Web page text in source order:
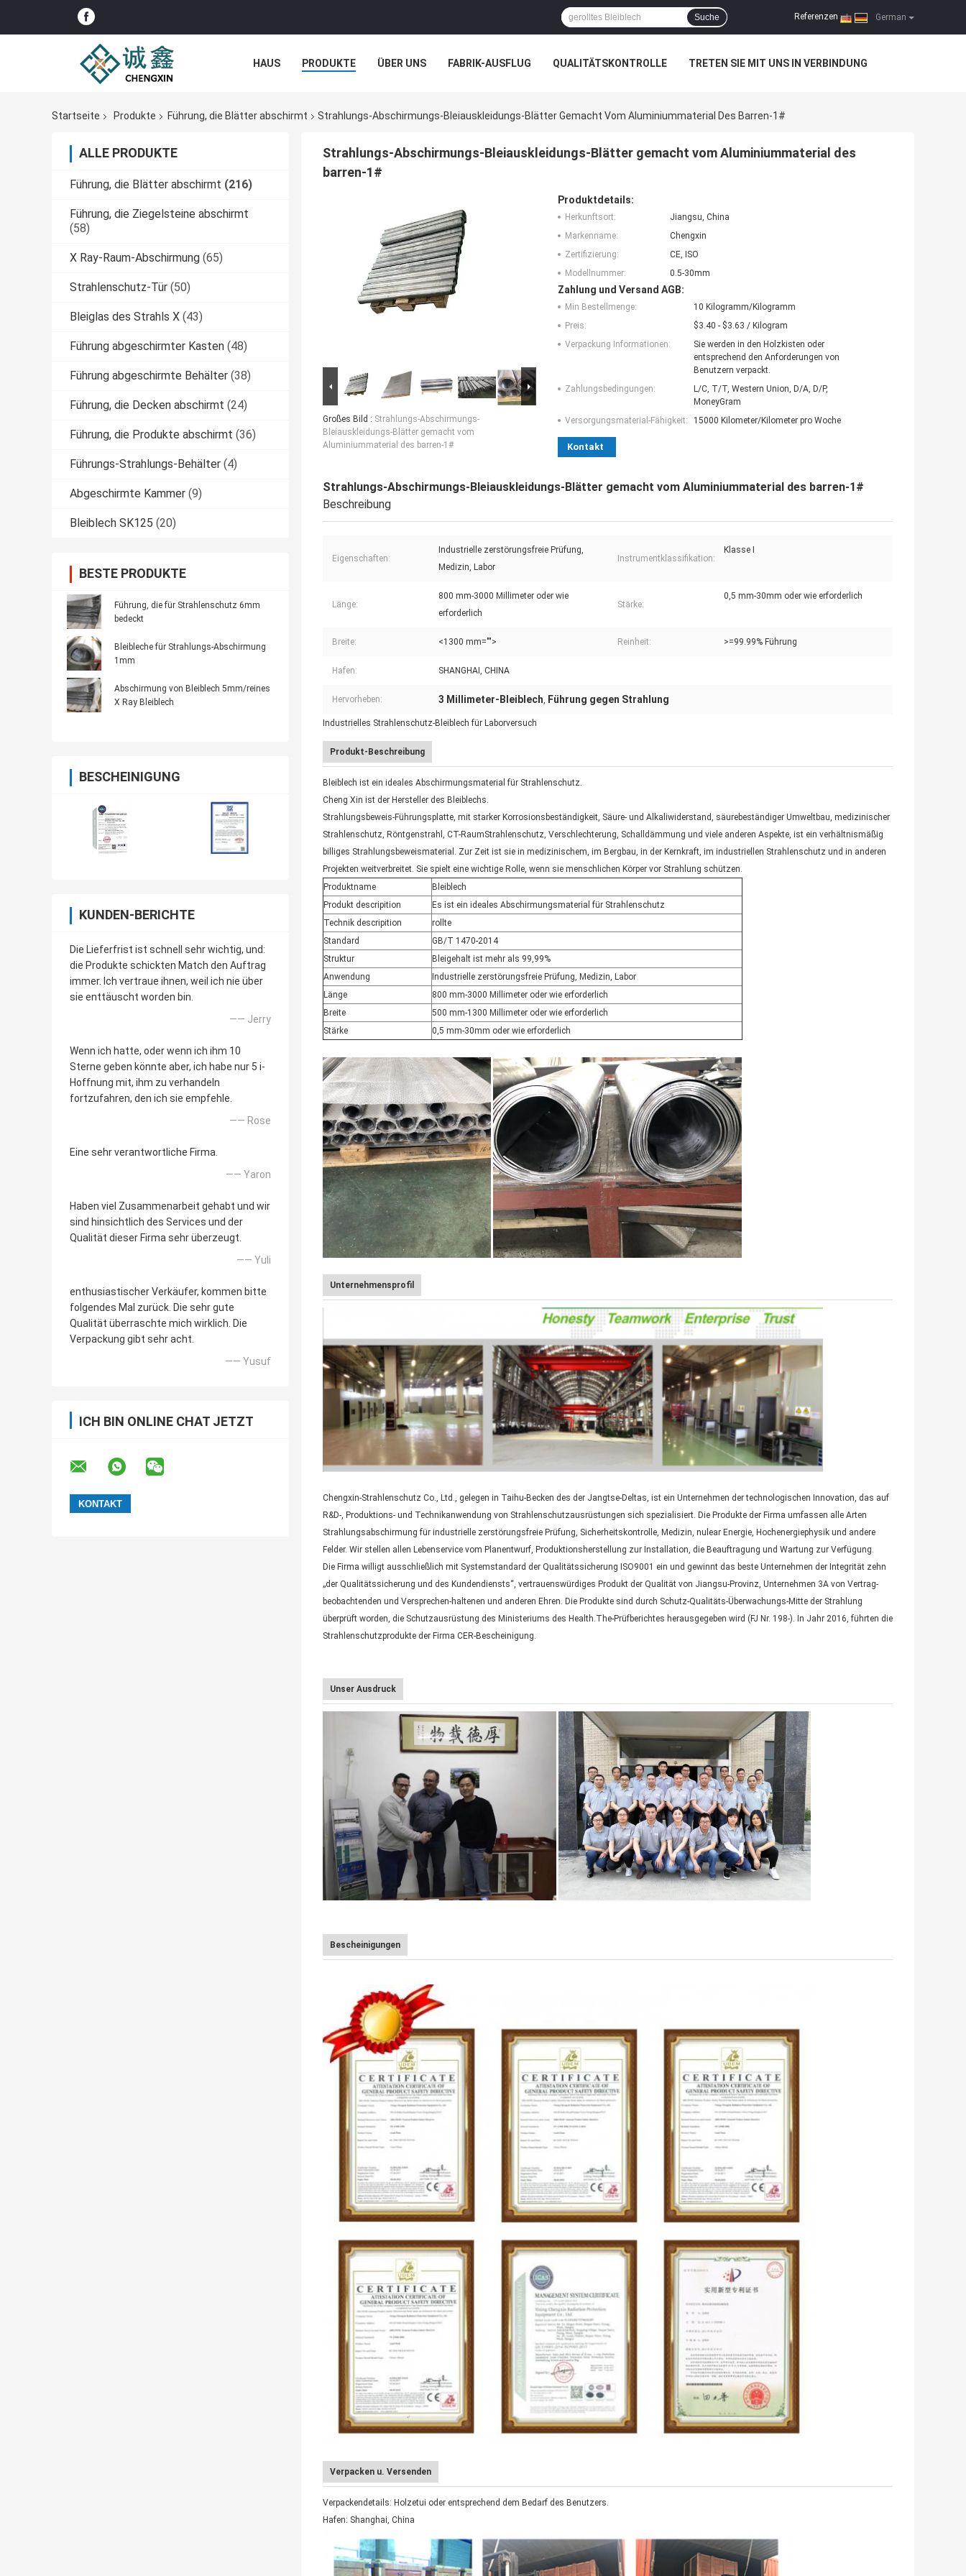
German
Referenzen |
Suche
HAUS PRODUKTE ÜBER UNS FABRIK-AUSFLUG QUALITÄTSKONTROLLE TRETEN SIE MIT UNS IN VERBINDUNG
Startseite
Produkte Führung, die Blätter abschirmt Strahlungs-Abschirmungs-Bleiauskleidungs-Blätter Gemacht Vom Aluminiummaterial Des Barren-1#
ALLE PRODUKTE
Führung, die Blätter abschirmt (216)
Führung, die Ziegelsteine abschirmt
(58)
X Ray-Raum-Abschirmung (65)
Strahlenschutz-Tür (50)
Bleiglas des Strahls X (43)
Führung abgeschirmter Kasten (48)
Führung abgeschirmte Behälter (38)
Führung, die Decken abschirmt (24)
Führung, die Produkte abschirmt (36)
Führungs-Strahlungs-Behälter (4)
Abgeschirmte Kammer (9)
Bleiblech SK125 (20)
BESTE PRODUKTE
Führung, die für Strahlenschutz 6mm
bedeckt
Bleibleche für Strahlungs-Abschirmung
1mm
Abschirmung von Bleiblech 5mm/reines
X Ray Bleiblech
BESCHEINIGUNG
KUNDEN-BERICHTE
Die Lieferfrist ist schnell sehr wichtig, und:
die Produkte schickten Match den Auftrag
immer. Ich vertraue ihnen, weil ich nie über
sie enttäuscht worden bin.
—— Jerry
Wenn ich hatte, oder wenn ich ihm 10
Sterne geben könnte aber, ich habe nur 5 i-
Hoffnung mit, ihm zu verhandeln
fortzufahren, den ich sie empfehle.
—— Rose
Eine sehr verantwortliche Firma.
—— Yaron
Haben viel Zusammenarbeit gehabt und wir
sind hinsichtlich des Services und der
Qualität dieser Firma sehr überzeugt.
—— Yuli
enthusiastischer Verkäufer, kommen bitte
folgendes Mal zurück. Die sehr gute
Qualität überraschte mich wirklich. Die
Verpackung gibt sehr acht.
—— Yusuf
ICH BIN ONLINE CHAT JETZT
Strahlungs-Abschirmungs-Bleiauskleidungs-Blätter gemacht vom Aluminiummaterial des
barren-1#
Großes Bild : Strahlungs-Abschirmungs-
Bleiauskleidungs-Blätter gemacht vom
Aluminiummaterial des barren-1#
Produktdetails:
Herkunftsort:
Jiangsu, China
Markenname:
Chengxin
Zertifizierung:
CE, ISO
Modellnummer:
0.5-30mm
Zahlung und Versand AGB:
Min Bestellmenge:
10 Kilogramm/Kilogramm
Preis:
$3.40 - $3.63 / Kilogram
Verpackung Informationen:
Sie werden in den Holzkisten oder
entsprechend den Anforderungen von
Benutzern verpackt.
Zahlungsbedingungen:
L/C, T/T, Western Union, D/A, D/P,
MoneyGram
Versorgungsmaterial-Fähigkeit:
15000 Kilometer/Kilometer pro Woche
Kontakt
Strahlungs-Abschirmungs-Bleiauskleidungs-Blätter gemacht vom Aluminiummaterial des barren-1#
Beschreibung
Eigenschaften:
Industrielle zerstörungsfreie Prüfung,
Medizin, Labor
Instrumentklassifikation:
Klasse I
Länge:
800 mm-3000 Millimeter oder wie
erforderlich
Stärke:
0,5 mm-30mm oder wie erforderlich
Breite: <1300 mm=""> Reinheit: >=99.99% Führung
Hafen: SHANGHAI, CHINA
Hervorheben: 3 Millimeter-Bleiblech, Führung gegen Strahlung
Industrielles Strahlenschutz-Bleiblech für Laborversuch
Produkt-Beschreibung
Bleiblech ist ein ideales Abschirmungsmaterial für Strahlenschutz.
Cheng Xin ist der Hersteller des Bleiblechs.
Strahlungsbeweis-Führungsplatte, mit starker Korrosionsbeständigkeit, Säure- und Alkaliwiderstand, säurebeständiger Umweltbau, medizinischer
Strahlenschutz, Röntgenstrahl, CT-RaumStrahlenschutz, Verschlechterung, Schalldämmung und viele anderen Aspekte, ist ein verhältnismäßig
billiges Strahlungsbeweismaterial. Zur Zeit ist sie in medizinischem, im Bergbau, in der Kernkraft, im industriellen Strahlenschutz und in anderen
Projekten weitverbreitet. Sie spielt eine wichtige Rolle, wenn sie menschlichen Körper vor Strahlung schützen.
Produktname
Bleiblech
Produkt descripition
Es ist ein ideales Abschirmungsmaterial für Strahlenschutz
Technik descripition
rollte
Standard
GB/T 1470-2014
Struktur
Bleigehalt ist mehr als 99,99%
Anwendung
Industrielle zerstörungsfreie Prüfung, Medizin, Labor
Länge
800 mm-3000 Millimeter oder wie erforderlich
Breite
500 mm-1300 Millimeter oder wie erforderlich
Stärke
0,5 mm-30mm oder wie erforderlich
Unternehmensprofil
Chengxin-Strahlenschutz Co., Ltd., gelegen in Taihu-Becken des der Jangtse-Deltas, ist ein Unternehmen der technologischen Innovation, das auf
R&D-, Produktions- und Technikanwendung von Strahlenschutzausrüstungen sich spezialisiert. Die Produkte der Firma umfassen alle Arten
Strahlungsabschirmung für industrielle zerstörungsfreie Prüfung, Sicherheitskontrolle, Medizin, nulear Energie, Hochenergiephysik und andere
Felder. Wir stellen allen Lebenservice vom Planentwurf, Produktionsherstellung zur Installation, die Beauftragung und Wartung zur Verfügung.
Die Firma willigt ausschließlich mit Systemstandard der Qualitätssicherung ISO9001 ein und gewinnt das beste Unternehmen der Integrität zehn
„der Qualitätssicherung und des Kundendiensts“, vertrauenswürdiges Produkt der Qualität von Jiangsu-Provinz, Unternehmen 3A von Vertrag-
beobachtenden und Versprechen-haltenen und anderen Ehren. Die Produkte sind durch Schutz-Qualitäts-Überwachungs-Mitte der Strahlung
überprüft worden, die Schutzausrüstung des Ministeriums des Health.The-Prüfberichtes herausgegeben wird (FJ Nr. 198-). In Jahr 2016, führten die
Strahlenschutzprodukte der Firma CER-Bescheinigung.
Unser Ausdruck
Bescheinigungen
Verpacken u. Versenden
Verpackendetails: Holzetui oder entsprechend dem Bedarf des Benutzers.
Hafen: Shanghai, China